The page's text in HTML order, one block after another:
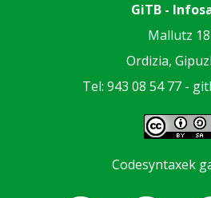
GiTB -
Mallutz 18
Ordizia,
Tel: 943 08 54 77 -
Codesyntaxek